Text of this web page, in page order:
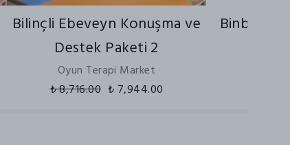
Bilinçli Ebeveyn Konuşma ve
Destek Paketi 2
Oyun Terapi Market
₺ 8,716.00 ₺ 7,944.00
Binbir